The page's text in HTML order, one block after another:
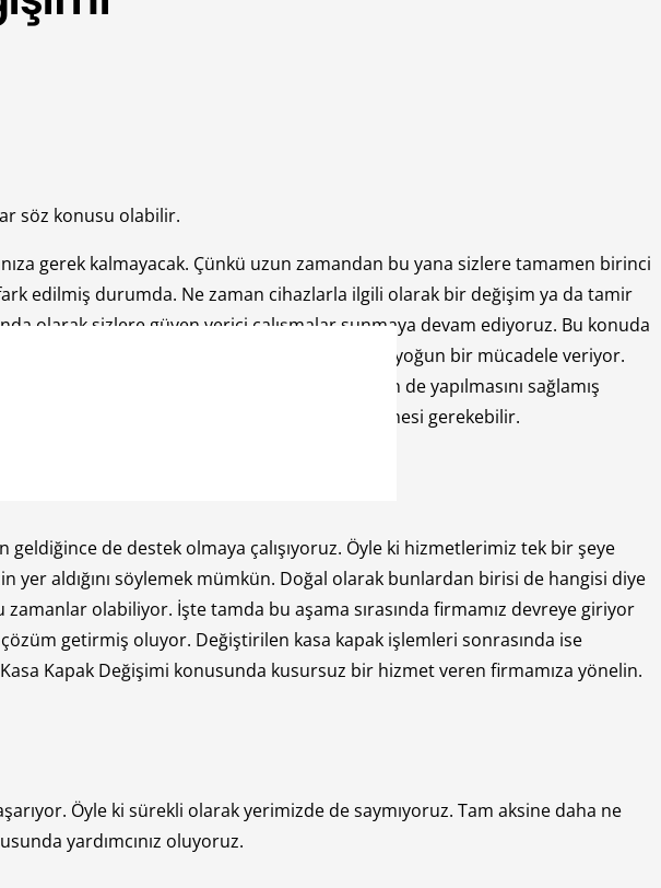
söz konusu olabilir.
gerek kalmayacak. Çünkü uzun zamandan bu yana sizlere tamamen birinci
edilmiş durumda. Ne zaman cihazlarla ilgili olarak bir değişim ya da tamir
olarak sizlere güven verici çalışmalar sunmaya devam ediyoruz. Bu konuda
kusursuz bir şekilde hizmet sunmak adına yoğun bir mücadele veriyor.
bir şekilde kasa kapak değişim işlemlerinin de yapılmasını sağlamış
Bu sebepten dolayıdır ki kapağın değişmesi gerekebilir.
de destek olmaya çalışıyoruz. Öyle ki hizmetlerimiz tek bir şeye
aldığını söylemek mümkün. Doğal olarak bunlardan birisi de hangisi diye
olabiliyor. İşte tamda bu aşama sırasında firmamız devreye giriyor
getirmiş oluyor. Değiştirilen kasa kapak işlemleri sonrasında ise
Kapak Değişimi konusunda kusursuz bir hizmet veren firmamıza yönelin.
Öyle ki sürekli olarak yerimizde de saymıyoruz. Tam aksine daha ne
yardımcınız oluyoruz.